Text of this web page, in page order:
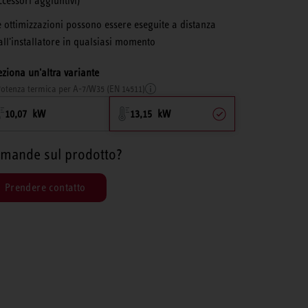
ottimizzazioni possono essere eseguite a distanza
in qualsiasi momento
un'altra variante
termica per A-7/W35 (EN 14511)
10,07 kW 13,15 kW
sul prodotto?
Prendere contatto